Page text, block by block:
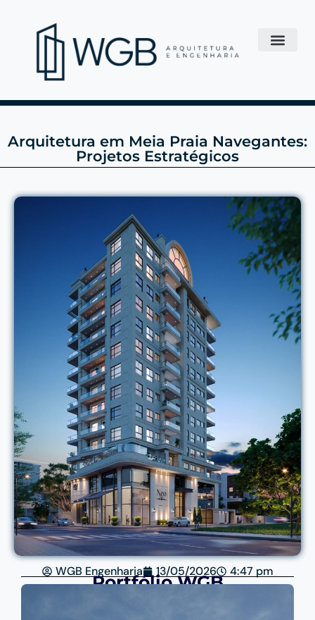
Arquitetura em Meia Praia Navegantes:
Projetos Estratégicos
WGB Engenharia 13/05/2026 4:47 pm
Portfólio WGB